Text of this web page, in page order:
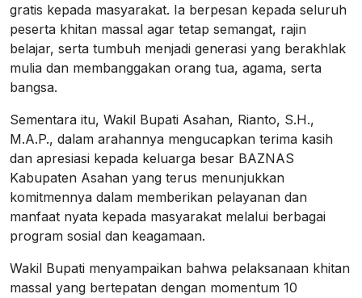
gratis kepada masyarakat. Ia berpesan kepada seluruh
peserta khitan massal agar tetap semangat, rajin
belajar, serta tumbuh menjadi generasi yang berakhlak
mulia dan membanggakan orang tua, agama, serta
bangsa.
Sementara itu, Wakil Bupati Asahan, Rianto, S.H.,
M.A.P., dalam arahannya mengucapkan terima kasih
dan apresiasi kepada keluarga besar BAZNAS
Kabupaten Asahan yang terus menunjukkan
komitmennya dalam memberikan pelayanan dan
manfaat nyata kepada masyarakat melalui berbagai
program sosial dan keagamaan.
Wakil Bupati menyampaikan bahwa pelaksanaan khitan
massal yang bertepatan dengan momentum 10